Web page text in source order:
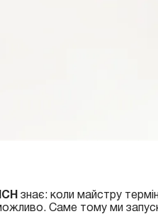
знає: коли майстру
Саме тому ми